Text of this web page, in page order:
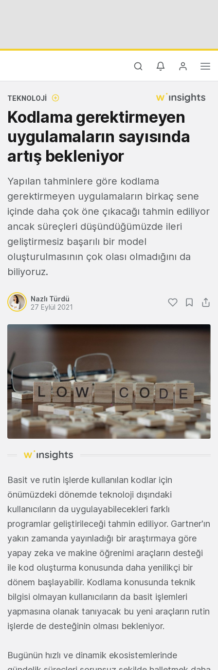
TEKNOLOJI
Kodlama gerektirmeyen
uygulamaların sayısında
artış bekleniyor
Yapılan tahminlere göre kodlama
gerektirmeyen uygulamaların birkaç sene
içinde daha çok öne çıkacağı tahmin ediliyor
ancak süreçleri düşündüğümüzde ileri
geliştirmesiz başarılı bir model
oluşturulmasının çok olası olmadığını da
biliyoruz.
Nazlı Türdü
27 Eylül 2021
Basit ve rutin işlerde kullanılan kodlar için
önümüzdeki dönemde teknoloji dışındaki
kullanıcıların da uygulayabilecekleri farklı
programlar geliştirileceği tahmin ediliyor. Gartner'ın
yakın zamanda yayınladığı bir araştırmaya göre
yapay zeka ve makine öğrenimi araçların desteği
ile kod oluşturma konusunda daha yenilikçi bir
dönem başlayabilir. Kodlama konusunda teknik
bilgisi olmayan kullanıcıların da basit işlemleri
yapmasına olanak tanıyacak bu yeni araçların rutin
işlerde de desteğinin olması bekleniyor.
Bugünün hızlı ve dinamik ekosistemlerinde